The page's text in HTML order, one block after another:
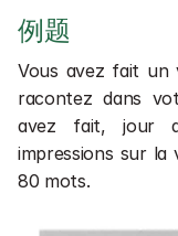
例题
Vous avez fait un
racontez dans
avez fait, jour
impressions sur la
80 mots.